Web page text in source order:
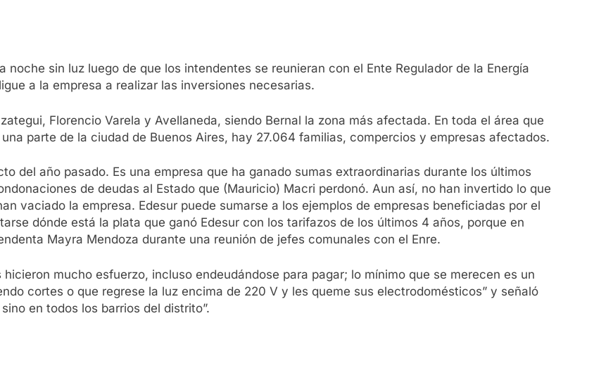
sin luz luego de que los intendentes se reunieran con el Ente Regulador de la Energía
a la empresa a realizar las inversiones necesarias.
Florencio Varela y Avellaneda, siendo Bernal la zona más afectada. En toda el área que
parte de la ciudad de Buenos Aires, hay 27.064 familias, compercios y empresas afectados.
del año pasado. Es una empresa que ha ganado sumas extraordinarias durante los últimos
de deudas al Estado que (Mauricio) Macri perdonó. Aun así, no han invertido lo que
vaciado la empresa. Edesur puede sumarse a los ejemplos de empresas beneficiadas por el
dónde está la plata que ganó Edesur con los tarifazos de los últimos 4 años, porque en
Mayra Mendoza durante una reunión de jefes comunales con el Enre.
mucho esfuerzo, incluso endeudándose para pagar; lo mínimo que se merecen es un
cortes o que regrese la luz encima de 220 V y les queme sus electrodomésticos” y señaló
en todos los barrios del distrito”.